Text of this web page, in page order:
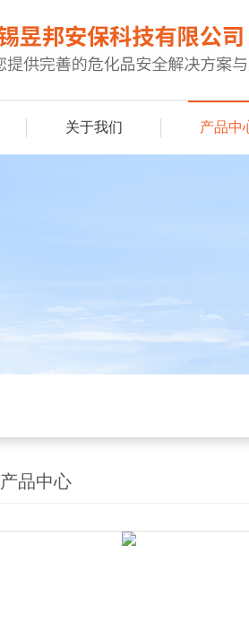
关于我们 产品中
产品中心